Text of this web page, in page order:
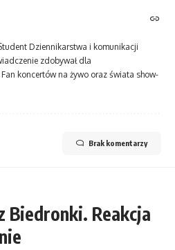
Dziennikarstwa i komunikacji
zdobywał dla
koncertów na żywo oraz świata show-
Brak komentarzy
Biedronki. Reakcja